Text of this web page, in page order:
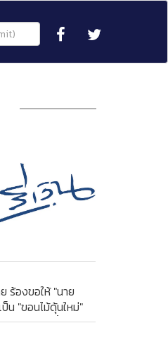
ร้องขอให้ "นาย
"ขอนไม้ดุ้นใหม่"
ด้เกาะ วันนี้ ขอคุย